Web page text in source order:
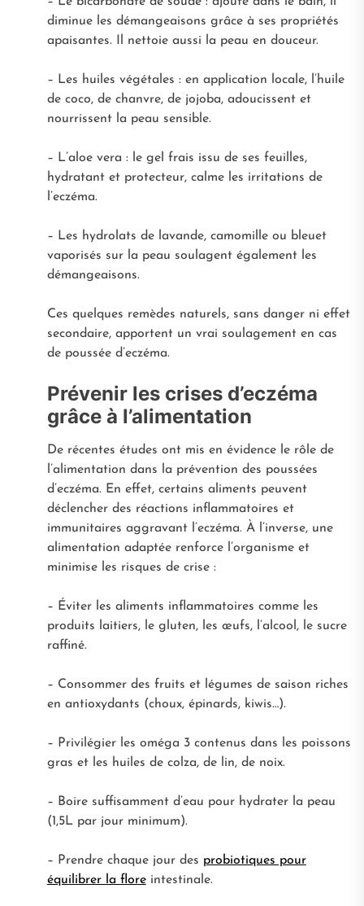
diminue les démangeaisons grâce à ses propriétés
apaisantes. Il nettoie aussi la peau en douceur.
– Les huiles végétales : en application locale, l’huile
de coco, de chanvre, de jojoba, adoucissent et
nourrissent la peau sensible.
– L’aloe vera : le gel frais issu de ses feuilles,
hydratant et protecteur, calme les irritations de
l’eczéma.
– Les hydrolats de lavande, camomille ou bleuet
vaporisés sur la peau soulagent également les
démangeaisons.
Ces quelques remèdes naturels, sans danger ni effet
secondaire, apportent un vrai soulagement en cas
de poussée d’eczéma.
Prévenir les crises d’eczéma
grâce à l’alimentation
De récentes études ont mis en évidence le rôle de
l’alimentation dans la prévention des poussées
d’eczéma. En effet, certains aliments peuvent
déclencher des réactions inflammatoires et
immunitaires aggravant l’eczéma. À l’inverse, une
alimentation adaptée renforce l’organisme et
minimise les risques de crise :
– Éviter les aliments inflammatoires comme les
produits laitiers, le gluten, les œufs, l’alcool, le sucre
raffiné.
– Consommer des fruits et légumes de saison riches
en antioxydants (choux, épinards, kiwis…).
– Privilégier les oméga 3 contenus dans les poissons
gras et les huiles de colza, de lin, de noix.
– Boire suffisamment d’eau pour hydrater la peau
(1,5L par jour minimum).
– Prendre chaque jour des probiotiques pour
équilibrer la floreintestinale.